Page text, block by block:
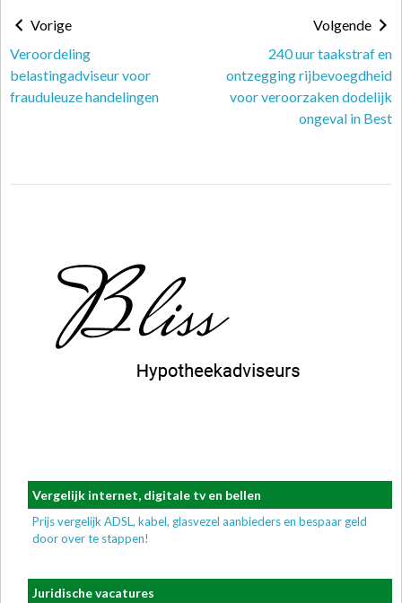
Vorige
Veroordeling
belastingadviseur voor
frauduleuze handelingen
Volgende
240 uur taakstraf en
ontzegging rijbevoegdheid
voor veroorzaken dodelijk
ongeval in Best
Vergelijk internet, digitale tv en bellen
Prijs vergelijk ADSL, kabel, glasvezel aanbieders en bespaar geld
door over te stappen!
Juridische vacatures